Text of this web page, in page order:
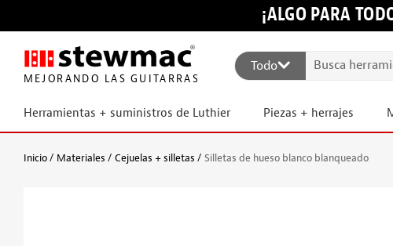
¡ALGO PARA
MEJORANDO LAS GUITARRAS
Todo
Herramientas + suministros de Luthier Piezas + herrajes
Inicio Materiales Cejuelas + silletas Silletas de hueso blanco blanqueado